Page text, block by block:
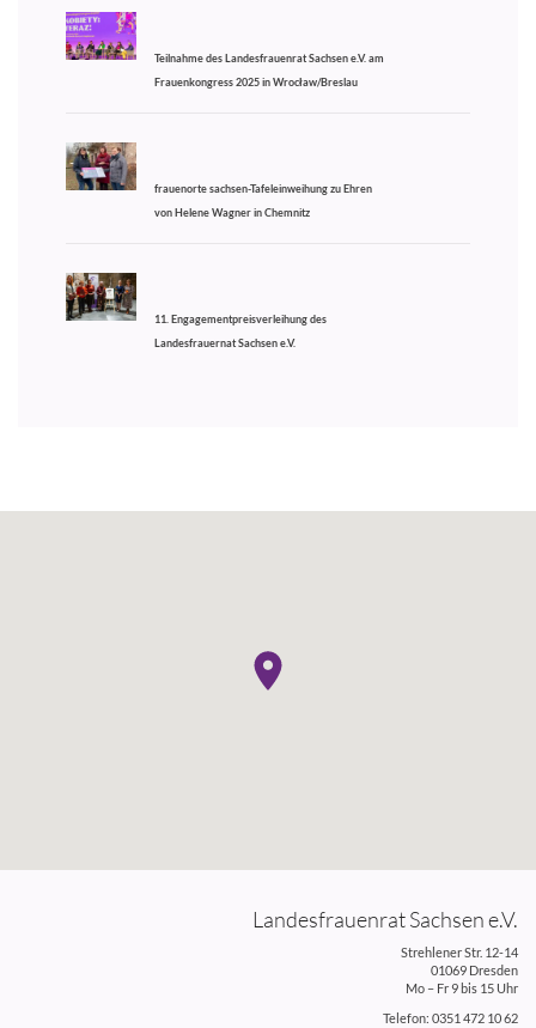
Teilnahme des Landesfrauenrat Sachsen e.V. am
Frauenkongress 2025 in Wrocław/Breslau
frauenorte sachsen-Tafeleinweihung zu Ehren
von Helene Wagner in Chemnitz
11. Engagementpreisverleihung des
Landesfrauernat Sachsen e.V.
Landesfrauenrat Sachsen e.V.
Strehlener Str. 12-14
01069 Dresden
Mo – Fr 9 bis 15 Uhr
Telefon: 0351 472 10 62